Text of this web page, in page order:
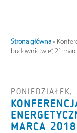
Strona główna »
budownictwie”, 21
MARCA